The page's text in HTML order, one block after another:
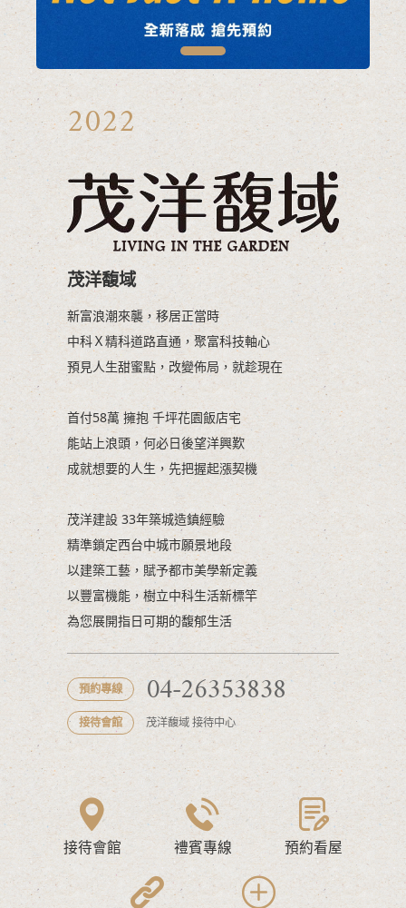
2022
茂洋馥域
新富浪潮來襲，移居正當時
中科Ｘ精科道路直通，聚富科技軸心
預見人生甜蜜點，改變佈局，就趁現在
首付58萬 擁抱 千坪花園飯店宅
能站上浪頭，何必日後望洋興歎
成就想要的人生，先把握起漲契機
茂洋建設 33年築城造鎮經驗
精準鎖定西台中城市願景地段
以建築工藝，賦予都市美學新定義
以豐富機能，樹立中科生活新標竿
為您展開指日可期的馥郁生活
預約專線 04-26353838
接待會館 茂洋馥域 接待中心
接待會館 禮賓專線 預約看屋